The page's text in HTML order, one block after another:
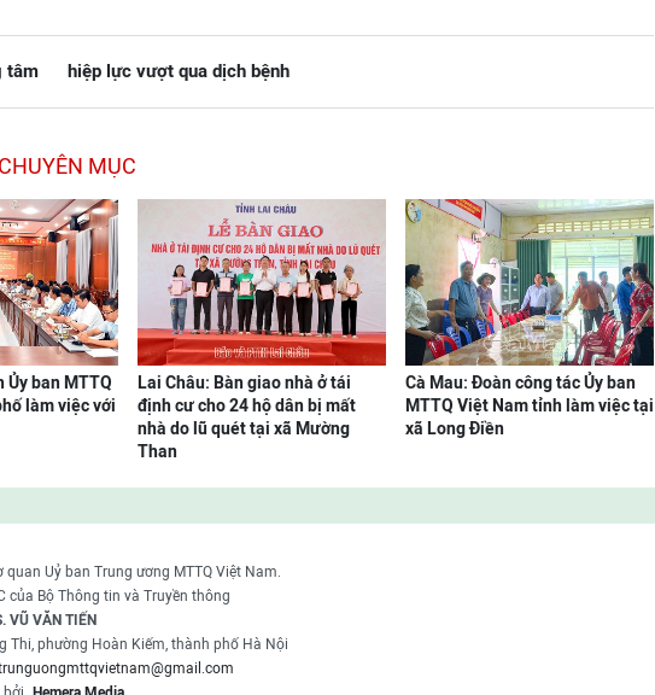
tâm hiệp lực vượt qua dịch bệnh
MỤC
Ủy ban MTTQ
làm việc với
Lai Châu: Bàn giao nhà ở tái
định cư cho 24 hộ dân bị mất
nhà do lũ quét tại xã Mường
Than
Cà Mau: Đoàn công tác Ủy ban
MTTQ Việt Nam tỉnh làm việc tại
xã Long Điền
Uỷ ban Trung ương MTTQ Việt Nam.
của Bộ Thông tin và Truyền thông
VŨ VĂN TIẾN
Thi, phường Hoàn Kiếm, thành phố Hà Nội